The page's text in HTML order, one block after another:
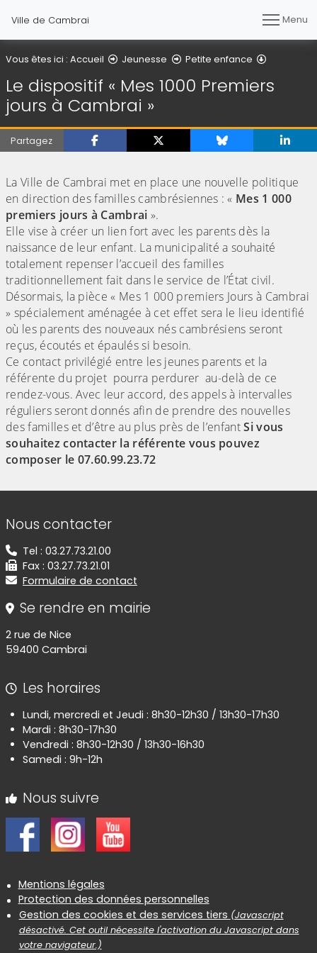
Ville de Cambrai Menu
Vous êtes ici : Accueil Jeunesse Petite enfance
Le dispositif « Mes 1000 Premiers
jours à Cambrai »
Partagez
La Ville de Cambrai met en place une nouvelle politique
en direction des familles cambrésiennes : « Mes 1 000
premiers jours à Cambrai».
Elle vise à créer un lien fort avec les parents dès la
naissance de leur enfant. La municipalité a souhaité
totalement repenser l’accueil des familles
traditionnellement fait dans le service de l’État civil.
Désormais, la pièce « Mes 1 000 premiers Jours à Cambrai
» spécialement aménagée à cet effet sera le lieu identifié
où les parents des nouveaux nés cambrésiens seront
reçus, écoutés et épaulés si besoin.
Ce contact privilégié entre les jeunes parents et la
référente du projet pourra perdurer au-delà de ce
rendez-vous. Avec leur accord, des appels à intervalles
réguliers seront donnés afin de prendre des nouvelles
des familles et d’être au plus près de l’enfantSi vous
souhaitez contacter la référente vous pouvez
composer le 07.60.99.23.72
Informations de contact
Nous contacter
Tel : 03.27.73.21.00
Fax : 03.27.73.21.01
Formulaire de contact
Se rendre en mairie
2 rue de Nice
59400 Cambrai
Les horaires
Lundi, mercredi et Jeudi : 8h30-12h30 / 13h30-17h30
Mardi : 8h30-17h30
Vendredi : 8h30-12h30 / 13h30-16h30
Samedi : 9h-12h
Nous suivre
Informations réglementaires
Mentions légales
Protection des données personnelles
Gestion des cookies et des services tiers (Javascript
désactivé. Cet outil nécessite l'activation du Javascript dans
votre navigateur.)